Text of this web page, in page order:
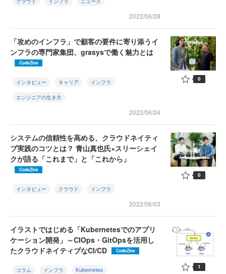
2022/06/28
「攻めのインフラ」で顧客の要件に寄り添うイ
ンフラの専門家集団、grasysで働く魅力とは
CodeZine
インタビュー キャリア インフラ
エンジニアの生き方
2022/06/24
0
システムの信頼性を高める、クラウドネイティ
ブ実践のコツとは？ 青山真也氏×スリーシェイ
クが語る「これまで」と「これから」
CodeZine
インタビュー クラウド インフラ
2022/06/03
0
イラストではじめる「Kubernetesでのアプリ
ケーション開発」～CIOps・GitOpsを活用し
たクラウドネイティブなCI/CD
CodeZine
コラム インフラ Kubernetes 1